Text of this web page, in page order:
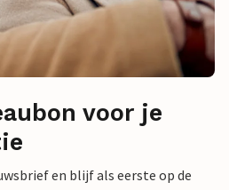
voor je
en blijf als eerste op de